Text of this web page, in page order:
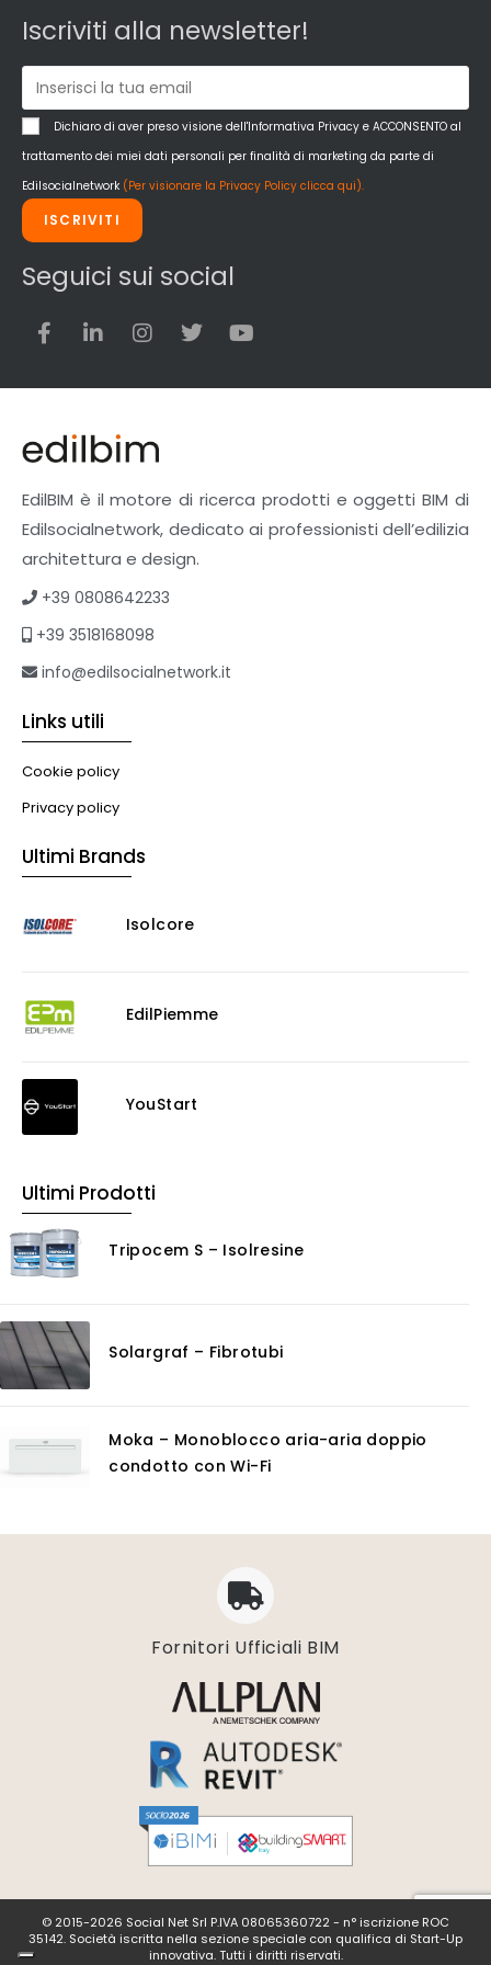
Iscriviti alla newsletter!
Dichiaro di aver preso visione dell'Informativa Privacy e ACCONSENTO al
trattamento dei miei dati personali per finalità di marketing da parte di
Edilsocialnetwork (Per visionare la Privacy Policy clicca qui).
ISCRIVITI
Seguici sui social
EdilBIM è il motore di ricerca prodotti e oggetti BIM di
Edilsocialnetwork, dedicato ai professionisti dell’edilizia
architettura e design.
+39 0808642233
+39 3518168098
info@edilsocialnetwork.it
Links utili
Cookie policy
Privacy policy
Ultimi Brands
Isolcore
EdilPiemme
YouStart
Ultimi Prodotti
Tripocem S – Isolresine
Solargraf – Fibrotubi
Moka – Monoblocco aria-aria doppio
condotto con Wi-Fi
Fornitori Ufficiali BIM
© 2015-2026 Social Net Srl P.IVA 08065360722 - n° iscrizione ROC
35142. Società iscritta nella sezione speciale con qualifica di Start-Up
innovativa. Tutti i diritti riservati.